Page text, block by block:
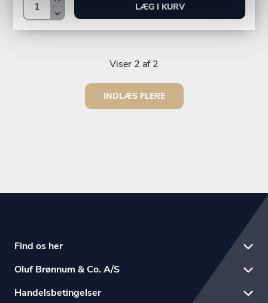
LÆG I KURV
Viser 2 af 2
INDLÆS FLERE
Find os her
Oluf Brønnum & Co. A/S
Handelsbetingelser